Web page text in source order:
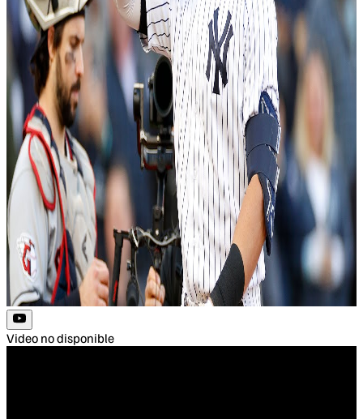
Video no disponible